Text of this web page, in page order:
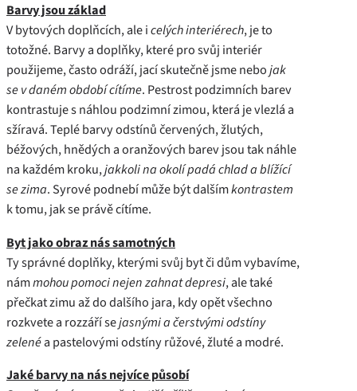
Barvy jsou základ
V bytových doplňcích, ale icelých interiérech, je to
totožné. Barvy a doplňky, které pro svůj interiér
použijeme, často odráží, jací skutečně jsme nebojak
se v daném období cítíme. Pestrost podzimních barev
kontrastuje s náhlou podzimní zimou, která je vlezlá a
sžíravá. Teplé barvy odstínů červených, žlutých,
béžových, hnědých a oranžových barev jsou tak náhle
na každém kroku,jakkoli na okolí padá chlad a blížící
se zima. Syrové podnebí může být dalšímkontrastem
k tomu, jak se právě cítíme.
Byt jako obraz nás samotných
Ty správné doplňky, kterými svůj byt či dům vybavíme,
námmohou pomoci nejen zahnat depresi, ale také
přečkat zimu až do dalšího jara, kdy opět všechno
rozkvete a rozzáří sejasnými a čerstvými odstíny
zelenéa pastelovými odstíny růžové, žluté a modré.
Jaké barvy na nás nejvíce působí